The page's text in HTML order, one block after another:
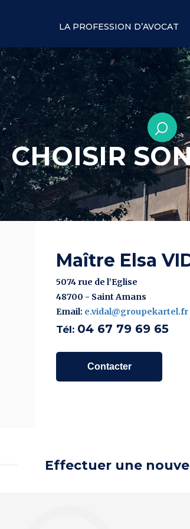
LA PROFESSION D’AVOCAT
CHOISIR
Maître Elsa
5074 rue de l’Eglise
48700 - Saint Amans
Email: e.vidal@groupekartel.fr
Tél: 04 67 79 69 65
Contacter
Effectuer une